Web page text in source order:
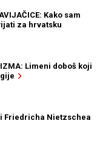
Kako sam
za hrvatsku
Limeni doboš koji
Friedricha Nietzschea